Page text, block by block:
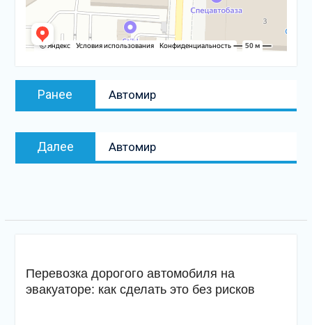
Навигация
Ранее
Предыдущая
запись:
Автомир
Далее
Следующая
запись
Автомир
Перевозка дорогого автомобиля на
эвакуаторе: как сделать это без рисков